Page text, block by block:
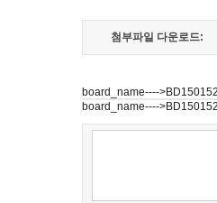
첨부파일 다운로드:
board_name----
board_name----